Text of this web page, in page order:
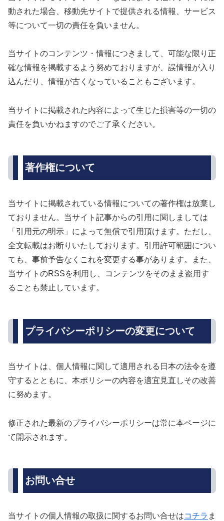
動された場合、移動先サイトで提供される情報、サービス
等について一切の責任を負いません。
当サイトのコンテンツ・情報につきまして、可能な限り正
確な情報を掲載するよう努めておりますが、誤情報が入り
込んだり、情報が古くなっていることもございます。
当サイトに掲載された内容によって生じた損害等の一切の
責任を負いかねますのでご了承ください。
著作権について
当サイトに掲載されている情報についての著作権は放棄し
ておりません。当サイト記事からの引用に関しましては
「引用元の明示」によって無償で引用頂けます。ただし、
全文転載はお断りいたしております。引用許可範囲につい
ても、事前予告なくこれを変更する事があります。また、
当サイトのRSSを利用し、コンテンツをそのまま盗用す
ることも禁止しています。
プライバシーポリシーの変更について
当サイトは、個人情報に関して適用される日本の法令を遵
守するとともに、本ポリシーの内容を適宜見直しその改善
に努めます。
修正された最新のプライバシーポリシーは常に本ページに
て開示されます。
お問い合せ
当サイトの個人情報の取扱に関するお問い合せはコチラ ま